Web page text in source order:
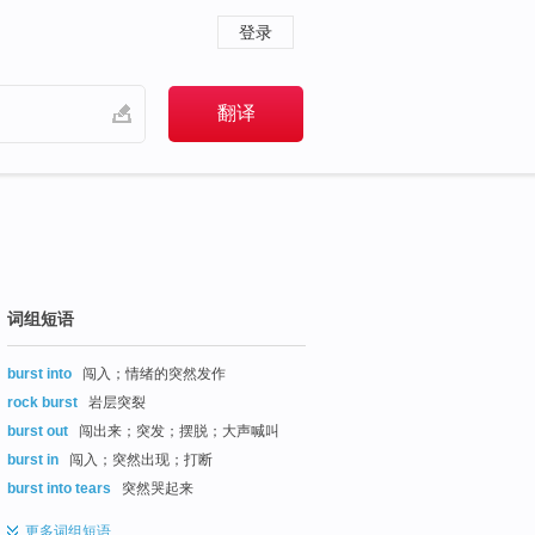
登录
词组短语
burst into
闯入；情绪的突然发作
rock burst
岩层突裂
burst out
闯出来；突发；摆脱；大声喊叫
burst in
闯入；突然出现；打断
burst into tears
突然哭起来
更多词组短语